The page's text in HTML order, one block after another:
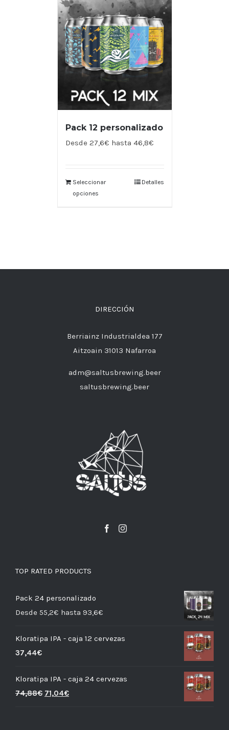
Pack 12 personalizado
Desde 27,6€ hasta 46,8€
Seleccionar
opciones
Detalles
DIRECCIÓN
Berriainz Industrialdea 177
Aitzoain 31013 Nafarroa
adm@saltusbrewing.beer
saltusbrewing.beer
TOP RATED PRODUCTS
Pack 24 personalizado
Desde 55,2€ hasta 93,6€
Kloratipa IPA - caja 12 cervezas
37,44€
Kloratipa IPA - caja 24 cervezas
74,88€ 71,04€